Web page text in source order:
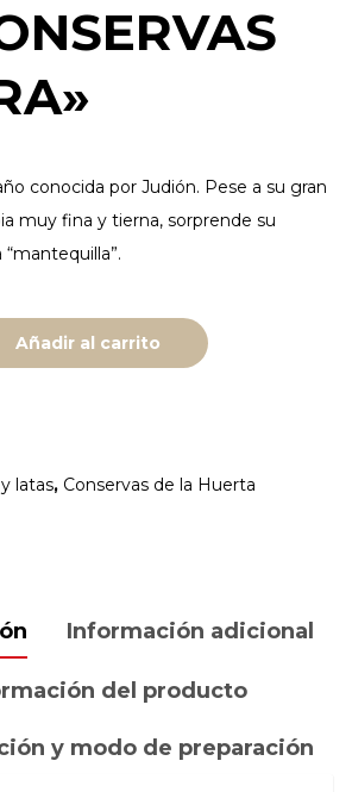
conocida por Judión. Pese a su gran
muy fina y tierna, sorprende su
Añadir al carrito
latas, Conservas de la Huerta
Información adicional
del producto
y modo de preparación